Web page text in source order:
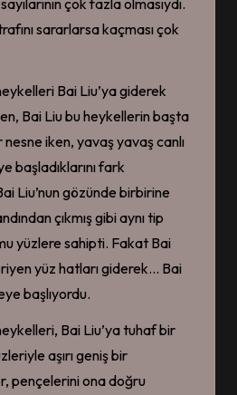
sararlarsa kaçması çok
Bai Liu’ya giderek
Bai Liu bu heykellerin başta
iken, yavaş yavaş canlı
başladıklarını fark
Liu’nun gözünde birbirine
çıkmış gibi aynı tip
yüzlere sahipti. Fakat Bai
yüz hatları giderek… Bai
başlıyordu.
Bai Liu’ya tuhaf bir
aşırı geniş bir
pençelerini ona doğru